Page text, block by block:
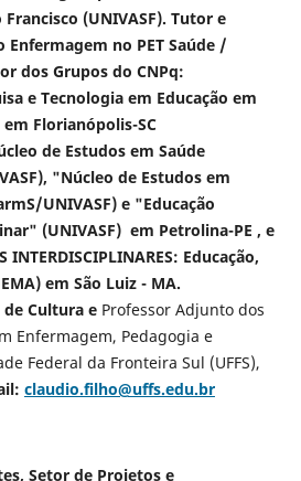
(UNIVASF). Tutor e
no PET Saúde /
dos Grupos do CNPq:
e Tecnologia em Educação em
Florianópolis-SC
de Estudos em Saúde
"Núcleo de Estudos em
UNIVASF) e "Educação
(UNIVASF) em Petrolina-PE , e
INTERDISCIPLINARES: Educação,
em São Luiz - MA.
Cultura e Professor Adjunto dos
Enfermagem, Pedagogia e
Federal da Fronteira Sul (UFFS),
claudio.filho@uffs.edu.br
Setor de Projetos e